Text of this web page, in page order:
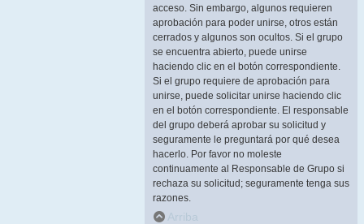
acceso. Sin embargo, algunos requieren
aprobación para poder unirse, otros están
cerrados y algunos son ocultos. Si el grupo
se encuentra abierto, puede unirse
haciendo clic en el botón correspondiente.
Si el grupo requiere de aprobación para
unirse, puede solicitar unirse haciendo clic
en el botón correspondiente. El responsable
del grupo deberá aprobar su solicitud y
seguramente le preguntará por qué desea
hacerlo. Por favor no moleste
continuamente al Responsable de Grupo si
rechaza su solicitud; seguramente tenga sus
razones.
Arriba